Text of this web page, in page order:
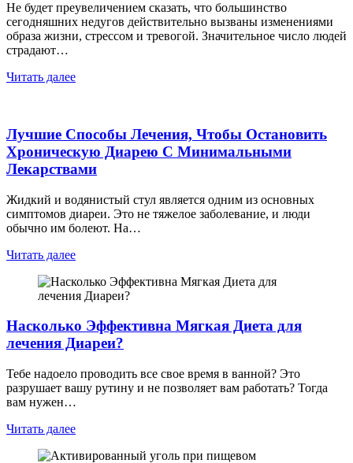
Не будет преувеличением сказать, что большинство
сегодняшних недугов действительно вызваны изменениями
образа жизни, стрессом и тревогой. Значительное число людей
страдают…
Читать далее
Лучшие Способы Лечения, Чтобы Остановить
Хроническую Диарею С Минимальными
Лекарствами
Жидкий и водянистый стул является одним из основных
симптомов диареи. Это не тяжелое заболевание, и люди
обычно им болеют. На…
Читать далее
Насколько Эффективна Мягкая Диета для
лечения Диареи?
Тебе надоело проводить все свое время в ванной? Это
разрушает вашу рутину и не позволяет вам работать? Тогда
вам нужен…
Читать далее